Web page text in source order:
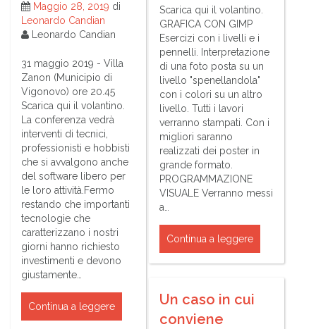
Maggio 28, 2019 di
Leonardo Candian
Leonardo Candian
31 maggio 2019 - Villa
Zanon (Municipio di
Vigonovo) ore 20.45
Scarica qui il volantino.
La conferenza vedrà
interventi di tecnici,
professionisti e hobbisti
che si avvalgono anche
del software libero per
le loro attività.Fermo
restando che importanti
tecnologie che
caratterizzano i nostri
giorni hanno richiesto
investimenti e devono
giustamente…
Continua a leggere
Scarica qui il volantino.
GRAFICA CON GIMP
Esercizi con i livelli e i
pennelli. Interpretazione
di una foto posta su un
livello "spenellandola"
con i colori su un altro
livello. Tutti i lavori
verranno stampati. Con i
migliori saranno
realizzati dei poster in
grande formato.
PROGRAMMAZIONE
VISUALE Verranno messi
a…
Continua a leggere
Un caso in cui
conviene